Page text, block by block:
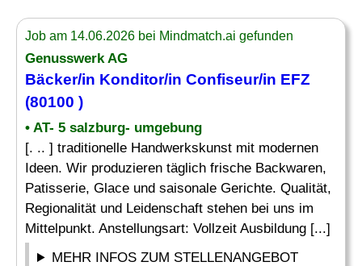
Job am 14.06.2026 bei Mindmatch.ai gefunden
Genusswerk AG
Bäcker/in Konditor/in Confiseur/in EFZ
(80100 )
• AT- 5 salzburg- umgebung
[. .. ] traditionelle Handwerkskunst mit modernen
Ideen. Wir produzieren täglich frische Backwaren,
Patisserie, Glace und saisonale Gerichte. Qualität,
Regionalität und Leidenschaft stehen bei uns im
Mittelpunkt. Anstellungsart: Vollzeit Ausbildung [...]
MEHR INFOS ZUM STELLENANGEBOT